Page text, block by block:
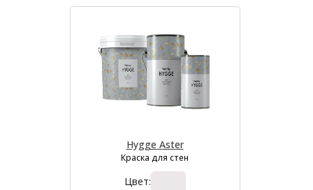
Hygge Aster
Краска для стен
Цвет: